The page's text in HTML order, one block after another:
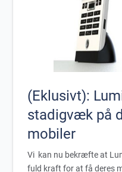
(Eklusivt):
stadigvæk på
mobiler
Vi kan nu bekræfte at
fuld kraft for at få deres